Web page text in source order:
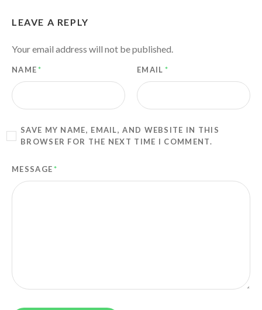
LEAVE A REPLY
Your email address will not be published.
NAME * EMAIL *
SAVE MY NAME, EMAIL, AND WEBSITE IN THIS
BROWSER FOR THE NEXT TIME I COMMENT.
MESSAGE*